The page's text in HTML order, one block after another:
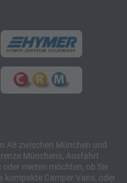
A8 zwischen München und
Münchens, Ausfahrt
oder mieten möchten, ob Sie
kompakte Camper Vans, oder